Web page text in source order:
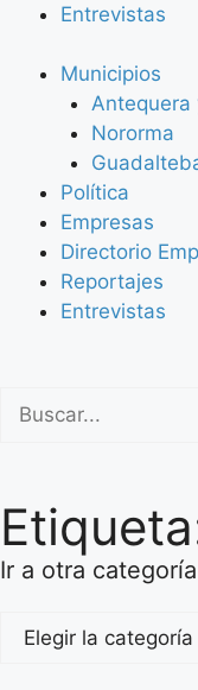
Entrevistas
Municipios
Antequera
Nororma
Política
Empresas
Directorio
Reportajes
Entrevistas
Ir a otra categoría